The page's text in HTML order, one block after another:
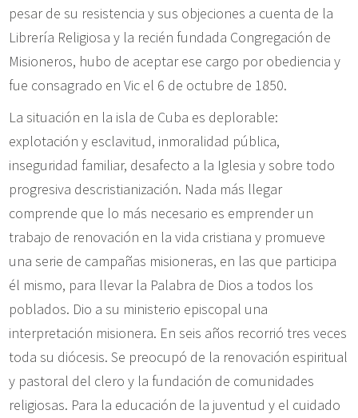
pesar de su resistencia y sus objeciones a cuenta de la
Librería Religiosa y la recién fundada Congregación de
Misioneros, hubo de aceptar ese cargo por obediencia y
fue consagrado en Vic el 6 de octubre de 1850.
La situación en la isla de Cuba es deplorable:
explotación y esclavitud, inmoralidad pública,
inseguridad familiar, desafecto a la Iglesia y sobre todo
progresiva descristianización. Nada más llegar
comprende que lo más necesario es emprender un
trabajo de renovación en la vida cristiana y promueve
una serie de campañas misioneras, en las que participa
él mismo, para llevar la Palabra de Dios a todos los
poblados. Dio a su ministerio episcopal una
interpretación misionera. En seis años recorrió tres veces
toda su diócesis. Se preocupó de la renovación espiritual
y pastoral del clero y la fundación de comunidades
religiosas. Para la educación de la juventud y el cuidado